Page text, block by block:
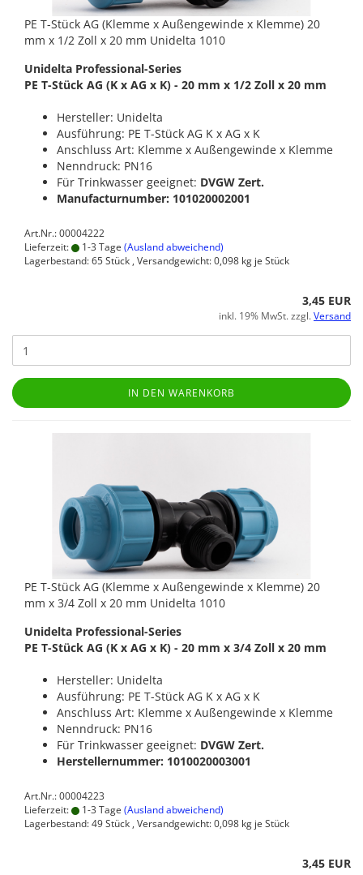
PE T-Stück AG (Klemme x Außengewinde x Klemme) 20
mm x 1/2 Zoll x 20 mm Unidelta 1010
Unidelta Professional-Series
PE T-Stück AG (K x AG x K) - 20 mm x 1/2 Zoll x 20 mm
Hersteller: Unidelta
Ausführung: PE T-Stück AG K x AG x K
Anschluss Art: Klemme x Außengewinde x Klemme
Nenndruck: PN16
Für Trinkwasser geeignet: DVGW Zert.
Manufacturnumber: 101020002001
Art.Nr.: 00004222
Lieferzeit:
1-3 Tage (Ausland abweichend)
Lagerbestand: 65 Stück , Versandgewicht:0,098 kg je Stück
3,45 EUR
inkl. 19% MwSt. zzgl.Versand
IN DEN WARENKORB
PE T-Stück AG (Klemme x Außengewinde x Klemme) 20
mm x 3/4 Zoll x 20 mm Unidelta 1010
Unidelta Professional-Series
PE T-Stück AG (K x AG x K) - 20 mm x 3/4 Zoll x 20 mm
Hersteller: Unidelta
Ausführung: PE T-Stück AG K x AG x K
Anschluss Art: Klemme x Außengewinde x Klemme
Nenndruck: PN16
Für Trinkwasser geeignet: DVGW Zert.
Herstellernummer: 1010020003001
Art.Nr.: 00004223
Lieferzeit:
1-3 Tage (Ausland abweichend)
Lagerbestand: 49 Stück , Versandgewicht:0,098 kg je Stück
3,45 EUR